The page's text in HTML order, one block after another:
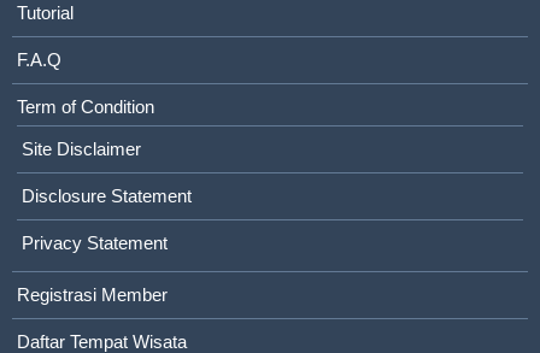
Tutorial
F.A.Q
Term of Condition
Site Disclaimer
Disclosure Statement
Privacy Statement
Registrasi Member
Daftar Tempat Wisata